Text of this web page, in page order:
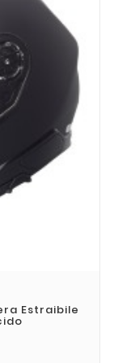
Estraibile